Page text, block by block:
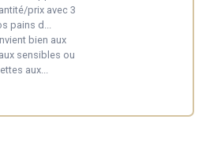
prix avec 3
pains d...
bien aux
sensibles ou
aux...